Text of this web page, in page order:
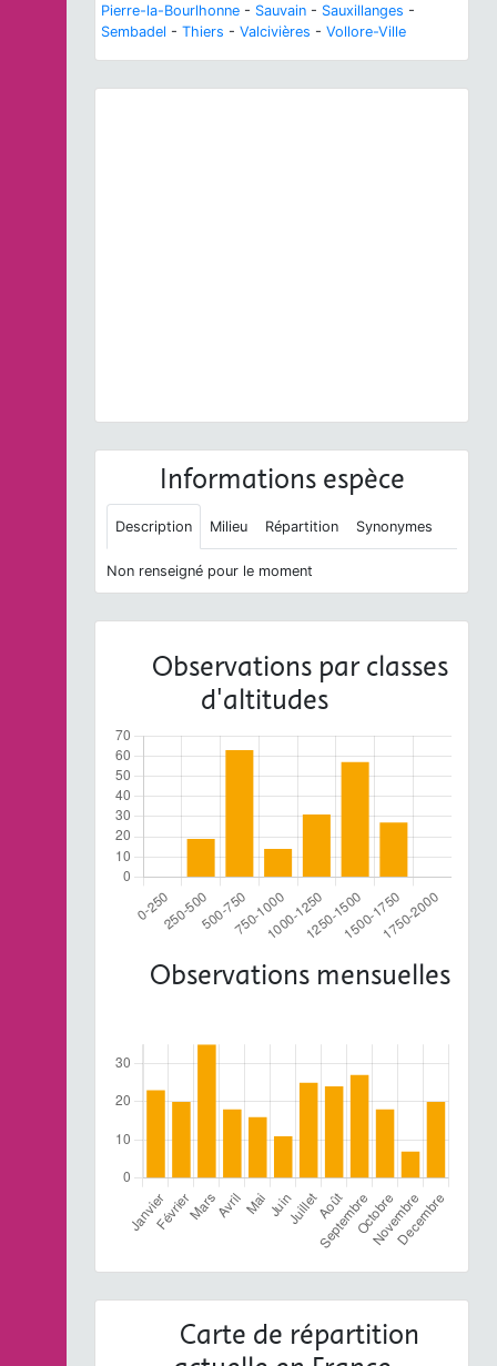
Pierre-la-Bourlhonne - Sauvain - Sauxillanges -
Sembadel - Thiers - Valcivières - Vollore-Ville
Informations espèce
Description Milieu Répartition Synonymes
Non renseigné pour le moment
Observations par classes
d'altitudes
Observations mensuelles
Carte de répartition